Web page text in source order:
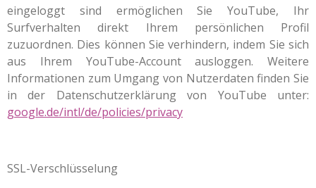
eingeloggt sind ermöglichen Sie YouTube, Ihr
Surfverhalten direkt Ihrem persönlichen Profil
zuzuordnen. Dies können Sie verhindern, indem Sie sich
aus Ihrem YouTube-Account ausloggen. Weitere
Informationen zum Umgang von Nutzerdaten finden Sie
in der Datenschutzerklärung von YouTube unter:
google.de/intl/de/policies/privacy
SSL-Verschlüsselung